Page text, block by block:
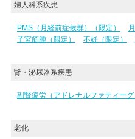
婦人科系疾患
PMS（月経前症候群）（限定）
子宮筋腫（限定）
不妊（限定）
腎・泌尿器系疾患
副腎疲労（アドレナルファティーグ
老化